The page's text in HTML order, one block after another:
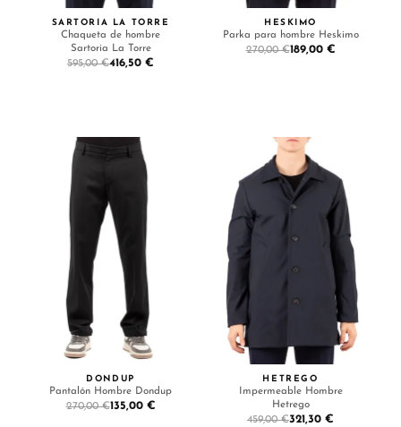
SARTORIA LA TORRE
Chaqueta de hombre
Sartoria La Torre
595,00 €416,50 €
HESKIMO
Parka para hombre Heskimo
270,00 €189,00 €
DONDUP
Pantalón Hombre Dondup
270,00 €135,00 €
HETREGO
Impermeable Hombre
Hetrego
459,00 €321,30 €